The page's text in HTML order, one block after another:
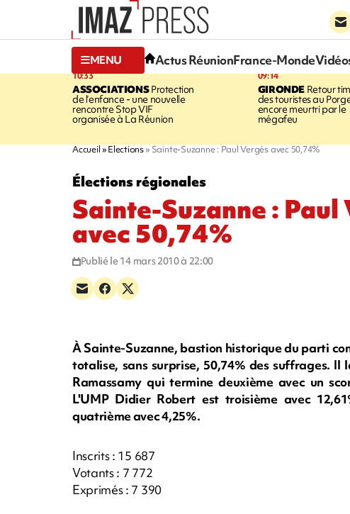
MENU Actus RéunionFrance-Monde
10:33
ASSOCIATIONSProtection
de l’enfance - une nouvelle
rencontre Stop VIF
organisée à La Réunion
09:14
GIRONDE Retour
des touristes au
encore meurtri par le
mégafeu
Accueil Elections Sainte-Suzanne : Paul Vergès avec 50,74%
Élections régionales
Sainte-Suzanne : Paul
avec 50,74%
Publié le 14 mars 2010 à 22:00
À Sainte-Suzanne, bastion historique du parti
totalise, sans surprise, 50,74% des suffrages.
Ramassamy qui termine deuxième avec un
L'UMP Didier Robert est troisième avec
quatrième avec 4,25%.
Inscrits : 15 687
Votants : 7 772
Exprimés : 7 390